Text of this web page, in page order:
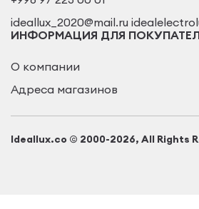
ideallux_2020@mail.ru
ИНФОРМАЦИЯ ДЛЯ
О компании
Адреса магазинов
Ideallux.co © 2000-2026, All Rights